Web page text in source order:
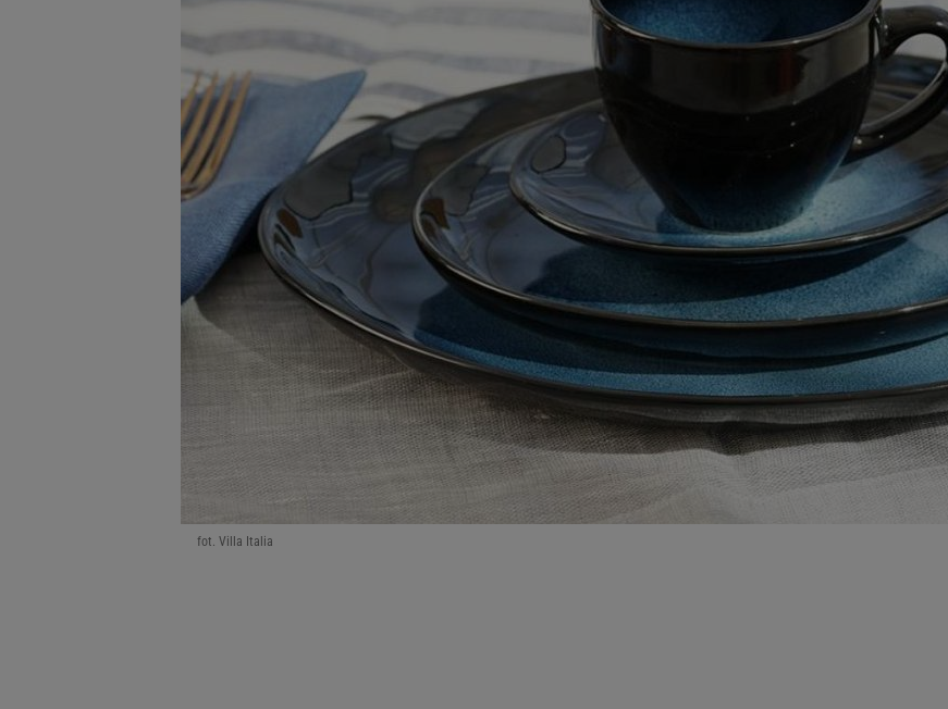
fot. Villa Italia
plików cookie możliwa jest także za pomocą ustawień przeglądarki.
My, nasi Zaufani Partnerzy i Agora S.A. możemy przetwarzać dane osobowe w następujących
Użycie dokładnych danych geolokalizacyjnych. Aktywne skanowanie charakterystyki
Przechowywanie informacji na urządzeniu lub dostęp do nich. Spersonalizowane reklamy i
badnie odbiorców i ulepszanie usług.
Lista Zaufanych Partnerów